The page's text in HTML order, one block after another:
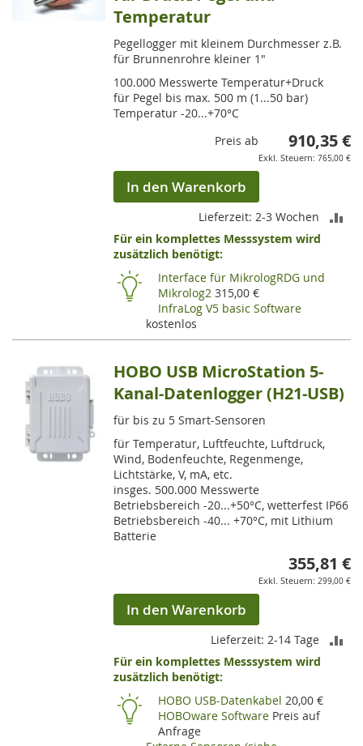
Temperatur
Pegellogger mit kleinem Durchmesser z.B.
für Brunnenrohre kleiner 1"
100.000 Messwerte Temperatur+Druck
für Pegel bis max. 500 m (1...50 bar)
Temperatur -20...+70°C
910,35 €
765,00 €
Preis ab
In den Warenkorb
Lieferzeit: 2-3 Wochen
Für ein komplettes Messsystem wird
zusätzlich benötigt:
Interface für MikrologRDG und
Mikrolog2 315,00 €
InfraLog V5 basic Software
kostenlos
HOBO USB MicroStation 5-
Kanal-Datenlogger (H21-USB)
für bis zu 5 Smart-Sensoren
für Temperatur, Luftfeuchte, Luftdruck,
Wind, Bodenfeuchte, Regenmenge,
Lichtstärke, V, mA, etc.
insges. 500.000 Messwerte
Betriebsbereich -20...+50°C, wetterfest IP66
Betriebsbereich -40... +70°C, mit Lithium
Batterie
355,81 €
299,00 €
In den Warenkorb
Lieferzeit: 2-14 Tage
Für ein komplettes Messsystem wird
zusätzlich benötigt:
HOBO USB-Datenkabel 20,00 €
HOBOware Software Preis auf
Anfrage